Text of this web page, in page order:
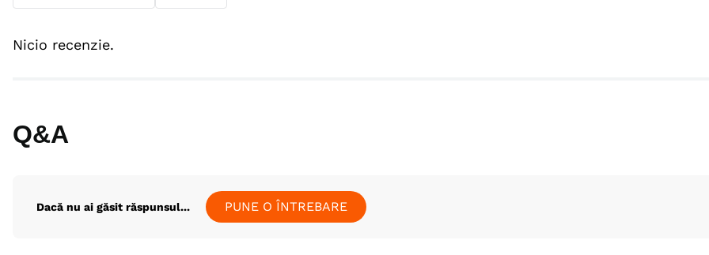
Nicio recenzie.
Q&A
Dacă nu ai găsit răspunsul... PUNE O ÎNTREBARE